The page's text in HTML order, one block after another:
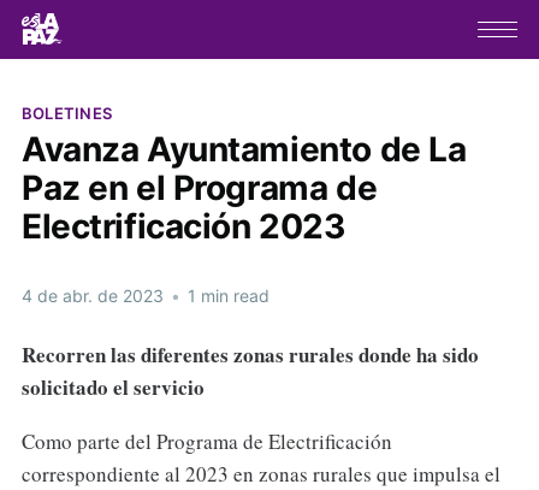
BOLETINES
Avanza Ayuntamiento de La
Paz en el Programa de
Electrificación 2023
4 de abr. de 2023 • 1 min read
Recorren las diferentes zonas rurales donde ha sido
solicitado el servicio
Como parte del Programa de Electrificación
correspondiente al 2023 en zonas rurales que impulsa el